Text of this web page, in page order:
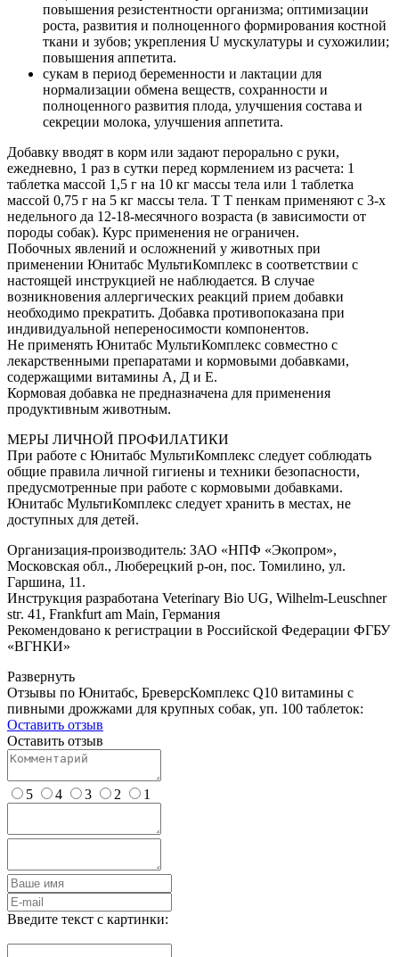
повышения резистентности организма; оптимизации
роста, развития и полноценного формирования костной
ткани и зубов; укрепления U мускулатуры и сухожилии;
повышения аппетита.
сукам в период беременности и лактации для
нормализации обмена веществ, сохранности и
полноценного развития плода, улучшения состава и
секреции молока, улучшения аппетита.
Добавку вводят в корм или задают перорально с руки,
ежедневно, 1 раз в сутки перед кормлением из расчета: 1
таблетка массой 1,5 г на 10 кг массы тела или 1 таблетка
массой 0,75 г на 5 кг массы тела. Т Т пенкам применяют с 3-х
недельного да 12-18-месячного возраста (в зависимости от
породы собак). Курс применения не ограничен.
Побочных явлений и осложнений у животных при
применении Юнитабс МультиКомплекс в соответствии с
настоящей инструкцией не наблюдается. В случае
возникновения аллергических реакций прием добавки
необходимо прекратить. Добавка противопоказана при
индивидуальной непереносимости компонентов.
Не применять Юнитабс МультиКомплекс совместно с
лекарственными препаратами и кормовыми добавками,
содержащими витамины А, Д и Е.
Кормовая добавка не предназначена для применения
продуктивным животным.
МЕРЫ ЛИЧНОЙ ПРОФИЛАТИКИ
При работе с Юнитабс МультиКомплекс следует соблюдать
общие правила личной гигиены и техники безопасности,
предусмотренные при работе с кормовыми добавками.
Юнитабс МультиКомплекс следует хранить в местах, не
доступных для детей.
Организация-производитель: ЗАО «НПФ «Экопром»,
Московская обл., Люберецкий р-он, пос. Томилино, ул.
Гаршина, 11.
Инструкция разработана Veterinary Bio UG, Wilhelm-Leuschner
stг. 41, Frankfurt аm Main, Германия
Рекомендовано к регистрации в Российской Федерации ФГБУ
«ВГНКИ»
Развернуть
Отзывы по Юнитабс, БреверсКомплекс Q10 витамины с
пивными дрожжами для крупных собак, уп. 100 таблеток:
Оставить отзыв
Оставить отзыв
5 4 3 2 1
Введите текст с картинки: